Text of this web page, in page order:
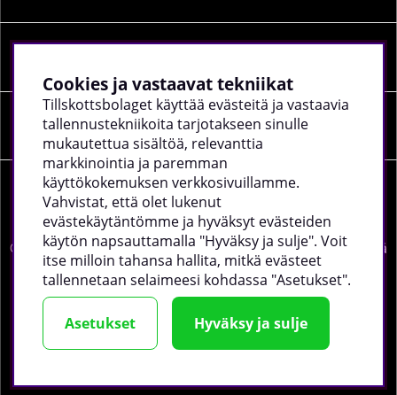
YRITYKSEN TIEDOT
© 2026 tillskottsbolaget.fi. Käytämme evästeitä -lue lisää
täältä.
Cookies ja vastaavat tekniikat
Tillskottsbolaget käyttää evästeitä ja vastaavia
tallennustekniikoita tarjotakseen sinulle
mukautettua sisältöä, relevanttia
markkinointia ja paremman
käyttökokemuksen verkkosivuillamme.
Vahvistat, että olet lukenut
evästekäytäntömme ja hyväksyt evästeiden
käytön napsauttamalla "Hyväksy ja sulje". Voit
itse milloin tahansa hallita, mitkä evästeet
tallennetaan selaimeesi kohdassa "Asetukset".
Asetukset Hyväksy ja sulje